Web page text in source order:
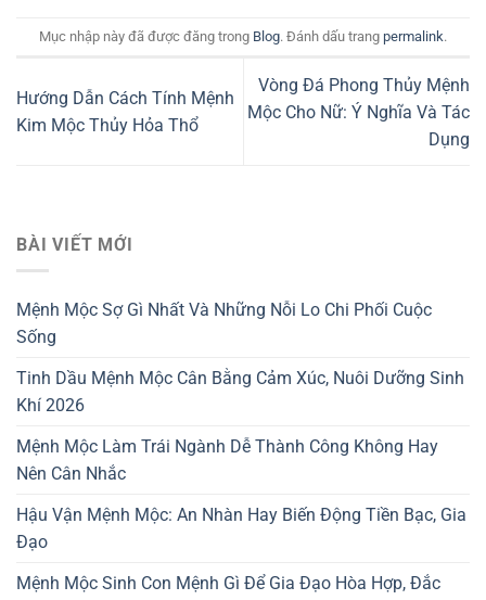
Mục nhập này đã được đăng trong Blog. Đánh dấu trang permalink.
Hướng Dẫn Cách Tính Mệnh
Kim Mộc Thủy Hỏa Thổ
Vòng Đá Phong Thủy Mệnh
Mộc Cho Nữ: Ý Nghĩa Và Tác
Dụng
BÀI VIẾT MỚI
Mệnh Mộc Sợ Gì Nhất Và Những Nỗi Lo Chi Phối Cuộc
Sống
Tinh Dầu Mệnh Mộc Cân Bằng Cảm Xúc, Nuôi Dưỡng Sinh
Khí 2026
Mệnh Mộc Làm Trái Ngành Dễ Thành Công Không Hay
Nên Cân Nhắc
Hậu Vận Mệnh Mộc: An Nhàn Hay Biến Động Tiền Bạc, Gia
Đạo
Mệnh Mộc Sinh Con Mệnh Gì Để Gia Đạo Hòa Hợp, Đắc